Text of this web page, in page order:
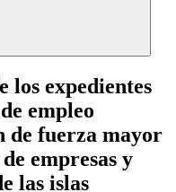
expedientes
empleo
de fuerza mayor
empresas y
las islas